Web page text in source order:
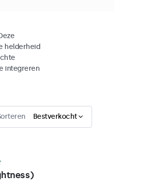
helderheid
integreren
Bestverkocht